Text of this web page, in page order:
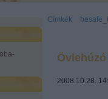
Címkék
2008.10.28.